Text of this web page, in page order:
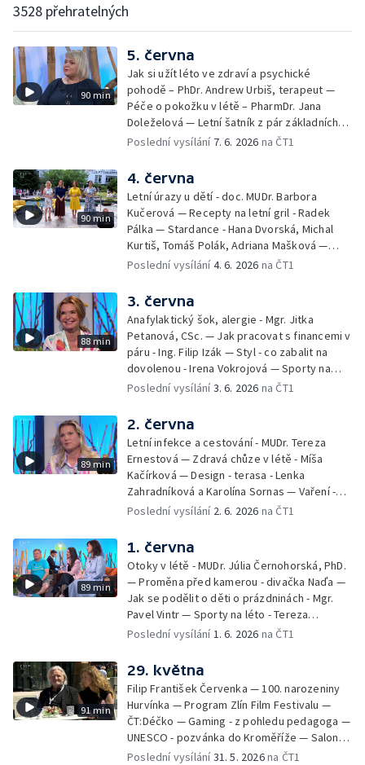
3528 přehratelných
90 min
5. června
Jak si užít léto ve zdraví a psychické
pohodě – PhDr. Andrew Urbiš, terapeut —
Péče o pokožku v létě – PharmDr. Jana
Doleželová — Letní šatník z pár základních
kousků – Luděk Šmehlík, stylista —
slavnosti – Jiří Krhut, hudebník — Vaření:
letní párty s přáteli – Pavla Pavelková —
Festival v ulicích – Petra Hradilová — Muzejní
noc
Poslední vysílání 7. 6. 2026 na ČT1
90 min
4. června
Letní úrazy u dětí - doc. MUDr. Barbora
Kučerová — Recepty na letní gril - Radek
Pálka — Stardance - Hana Dvorská, Michal
Kurtiš, Tomáš Polák, Adriana Mašková —
Debbie — Dětský čin roku — Zooterapie -
Jírová — Patrik Eliáš — Sladké recepty na
léto - Míša Sedláčková
Poslední vysílání4. 6. 2026 na ČT1
88 min
3. června
Anafylaktický šok, alergie - Mgr. Jitka
Petanová, CSc. — Jak pracovat s financemi v
páru - Ing. Filip Izák — Styl - co zabalit na
dovolenou - Irena Vokrojová — Sporty na
léto - paddleboard — Alžběta Jungrová —
Heřmánková, Zdeněk Žák, Josef Vrána
Poslední vysílání3. 6. 2026 na ČT1
89 min
2. června
Letní infekce a cestování - MUDr. Tereza
Ernestová — Zdravá chůze v létě - Míša
Kačírková — Design - terasa - Lenka
Zahradníková a Karolína Sornas — Vaření -
jahody - Simona Machurová — Letní sporty -
— Batohy do školy i na prázdniny - Mirka
Belhová — Pramen - Ivan Ostrochovský
Poslední vysílání 2. 6. 2026 na ČT1
89 min
1. června
Otoky v létě - MUDr. Júlia Černohorská, PhD.
— Proměna před kamerou - divačka Naďa —
Jak se podělit o děti o prázdninách - Mgr.
Pavel Vintr — Sporty na léto - Tereza
Michalová — Černé ovce — Změny v
v Českém ráji - Tomáš Jeřábek, Magdalena
Borová, Eva Váchová
Poslední vysílání 1. 6. 2026 na ČT1
91 min
29. května
Filip František Červenka — 100. narozeniny
Hurvínka — Program Zlín Film Festivalu —
ČT:Déčko — Gaming - z pohledu pedagoga —
UNESCO - pozvánka do Kroměříže — Salon
filmových klapek
Poslední vysílání31. 5. 2026na ČT1